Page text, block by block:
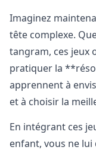
Imaginez
tête complexe.
tangram, ces jeux
pratiquer la
apprennent à
et à choisir la
En intégrant ces
enfant, vous ne